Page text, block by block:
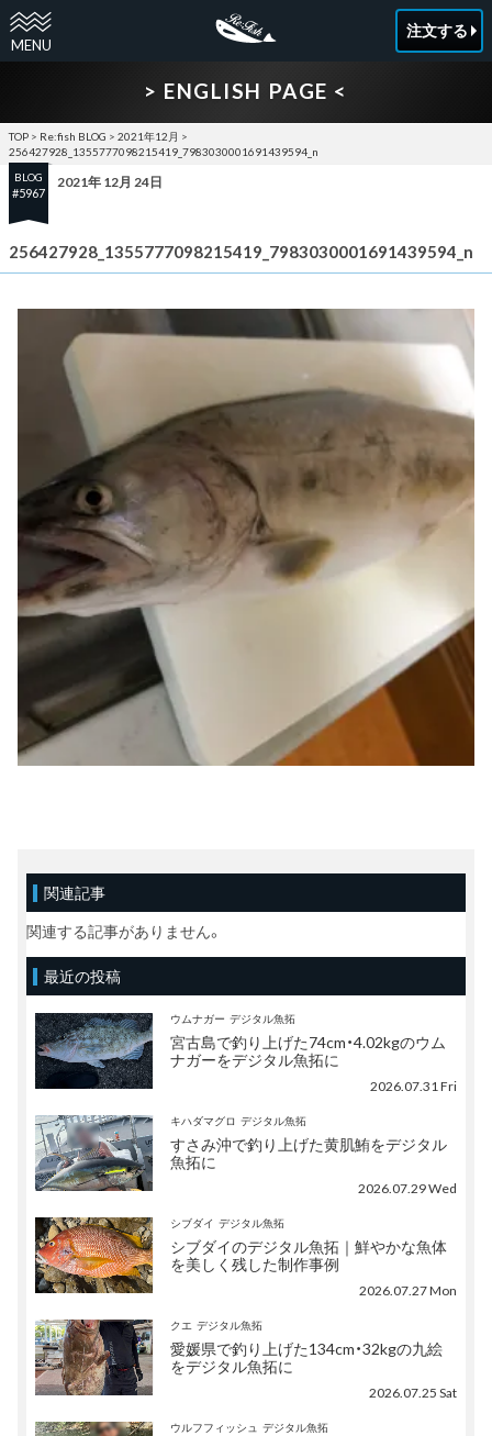
注文する
> ENGLISH PAGE <
TOP > Re:fish BLOG > 2021年12月 >
256427928_1355777098215419_7983030001691439594_n
BLOG
#5967
2021年 12月 24日
256427928_1355777098215419_7983030001691439594_n
関連記事
関連する記事がありません。
最近の投稿
ウムナガー デジタル魚拓
宮古島で釣り上げた74cm・4.02kgのウム
ナガーをデジタル魚拓に
2026.07.31 Fri
キハダマグロ デジタル魚拓
すさみ沖で釣り上げた黄肌鮪をデジタル
魚拓に
2026.07.29 Wed
シブダイ デジタル魚拓
シブダイのデジタル魚拓｜鮮やかな魚体
を美しく残した制作事例
2026.07.27 Mon
クエ デジタル魚拓
愛媛県で釣り上げた134cm・32kgの九絵
をデジタル魚拓に
2026.07.25 Sat
ウルフフィッシュ デジタル魚拓